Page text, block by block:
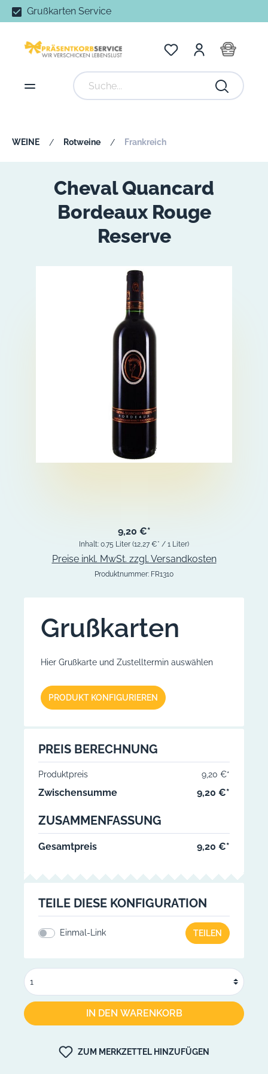
Grußkarten Service
WEINE / Rotweine / Frankreich
Cheval Quancard
Bordeaux Rouge
Reserve
9,20 €*
Inhalt: 0.75 Liter (12,27 €* / 1 Liter)
Preise inkl. MwSt. zzgl. Versandkosten
Produktnummer: FR1310
Grußkarten
Hier Grußkarte und Zustelltermin auswählen
PRODUKT KONFIGURIEREN
PREIS BERECHNUNG
Produktpreis 9,20 €*
Zwischensumme 9,20 €*
ZUSAMMENFASSUNG
Gesamtpreis 9,20 €*
TEILE DIESE KONFIGURATION
Einmal-Link TEILEN
IN DEN WARENKORB
ZUM MERKZETTEL HINZUFÜGEN